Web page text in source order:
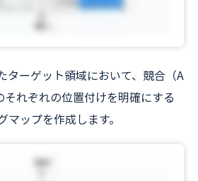
ターゲット領域において、競合（A
れぞれの位置付けを明確にする
ップを作成します。